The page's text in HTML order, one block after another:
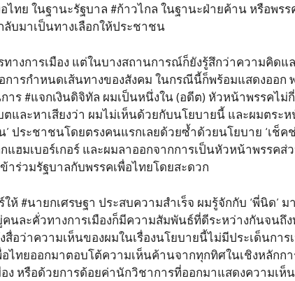
ไทย ในฐานะรัฐบาล #ก้าวไกล ในฐานะฝ่ายค้าน หรือพร
บมาเป็นทางเลือกให้ประชาชน
างการเมือง แต่ในบางสถานการณ์ก็ยังรู้สึกว่าความคิดแ
การกำหนดเส้นทางของสังคม ในกรณีนี้ก็พร้อมแสดงออก
การ #แจกเงินดิจิทัล ผมเป็นหนึ่งใน (อดีต) หัวหน้าพรรคไ
ตและหาเสียงว่า ผมไม่เห็นด้วยกับนโยบายนี้ และผมตระ
’ ประชาชนโดยตรงคนแรกเลยด้วยซํ้าด้วยนโยบาย ‘เช็ค
แฮมเบอร์เกอร์ และผมลาออกจากการเป็นหัวหน้าพรรค
ร่วมรัฐบาลกับพรรคเพื่อไทยโดยสะดวก
ให้ #นายกเศรษฐา ประสบความสำเร็จ ผมรู้จักกับ ‘พี่นิด’
คนละคั่วทางการเมืองก็มีความสัมพันธ์ที่ดีระหว่างกันจนถึ
สื่อว่าความเห็นของผมในเรื่องนโยบายนี้ไม่มีประเด็นการ
อไทยออกมาตอบโต้ความเห็นค้านจากทุกทิศในเชิงหลักก
อง หรือด้วยการด้อยค่านักวิชาการที่ออกมาแสดงความเ